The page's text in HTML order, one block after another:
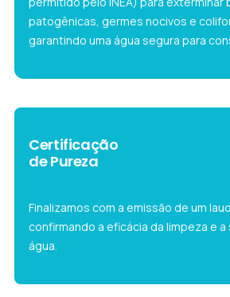
patogênicas, germes nocivos e
garantindo uma água segura para
Certificação
de Pureza
Finalizamos com a emissão de um
confirmando a eficácia da limpeza e a
água.